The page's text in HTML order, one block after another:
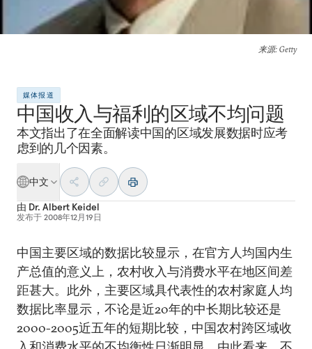
来源: Getty
媒体报道
中国收入与福利的区域不均问题
本文指出了在全面解读中国的区域发展数据时应考
虑到的几个因素。
中文
由 Dr. Albert Keidel
发布于 2008年12月19日
中国主要区域的数据比较显示，在官方人均国内生
产总值的意义上，农村收入与消费水平在地区间差
距甚大。此外，主要区域具代表性的农村家庭人均
数据比率显示，不论是近20年的中长期比较还是
2000-2005近五年的短期比较，中国农村跨区域收